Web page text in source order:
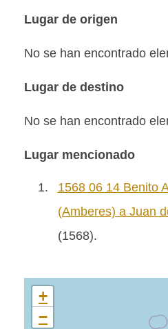
Lugar de origen
No se han encontrado
Lugar de destino
No se han encontrado
Lugar mencionado
1.
1568 06 14 Benito
(Amberes) a Juan
(1568).
+
−